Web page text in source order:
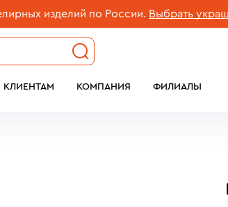
изделий по России. Выбрать украшение
КЛИЕНТАМ КОМПАНИЯ ФИЛИАЛЫ